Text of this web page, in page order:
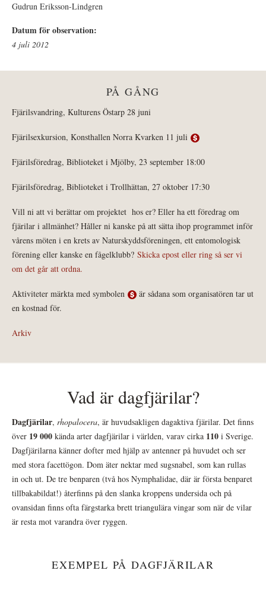
Gudrun Eriksson-Lindgren
Datum för observation:
4 juli 2012
PÅ GÅNG
Fjärilsvandring, Kulturens Östarp 28 juni
Fjärilsexkursion, Konsthallen Norra Kvarken 11 juli
Fjärilsföredrag, Biblioteket i Mjölby, 23 september 18:00
Fjärilsföredrag, Biblioteket i Trollhättan, 27 oktober 17:30
Vill ni att vi berättar om projektet hos er? Eller ha ett föredrag om
fjärilar i allmänhet? Håller ni kanske på att sätta ihop programmet inför
vårens möten i en krets av Naturskyddsföreningen, ett entomologisk
förening eller kanske en fågelklubb? Skicka epost eller ring så ser vi
om det går att ordna.
Aktiviteter märkta med symbolen
är sådana som organisatören tar ut
en kostnad för.
Arkiv
Vad är dagfjärilar?
Dagfjärilar, rhopalocera, är huvudsakligen dagaktiva fjärilar. Det finns
över 19 000 kända arter dagfjärilar i världen, varav cirka 110 i Sverige.
Dagfjärilarna känner dofter med hjälp av antenner på huvudet och ser
med stora facettögon. Dom äter nektar med sugsnabel, som kan rullas
in och ut. De tre benparen (två hos Nymphalidae, där är första benparet
tillbakabildat!) återfinns på den slanka kroppens undersida och på
ovansidan finns ofta färgstarka brett triangulära vingar som när de vilar
är resta mot varandra över ryggen.
EXEMPEL PÅ DAGFJÄRILAR